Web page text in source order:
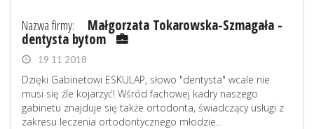
Nazwa firmy: Małgorzata Tokarowska-Szmagała -
dentysta bytom
19 11 2018
Dzięki Gabinetowi ESKULAP, słowo "dentysta" wcale nie
musi się źle kojarzyć! Wśród fachowej kadry naszego
gabinetu znajduje się także ortodonta, świadczący usługi z
zakresu leczenia ortodontycznego młodzie...